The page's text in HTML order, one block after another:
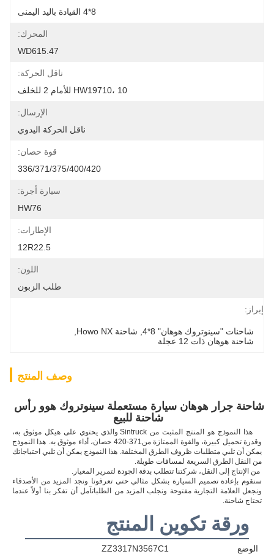
8*4 القيادة باليد اليمنى
المحرك:
WD615.47
ناقل الحركة:
HW19710، 10 للأمام 2 للخلف
الإرسال:
ناقل الحركة اليدوي
قوة حصان:
336/371/375/400/420
سيارة أجرة:
HW76
الإطارات:
12R22.5
اللون:
طلب الزبون
إبراز:
شاحنات "سينوتروك هوهان" 8*4 شاحنة Howo NX
شاحنة هوهان ذات 12 عجلة
وصف المنتج
شاحنة للبيع
وقدرة تحميل كبيرة، والقوة الممتازة من
من النقل الطرق السريعة لمسافات طويلة.
من الإنتاج إلى النقل، شركتنا تتطلب بدقة الجودة لتمرير المعيار.
تحتاج شاحنة.
ورقة تكوين المنتج
الوضع ZZ3317N3567C1